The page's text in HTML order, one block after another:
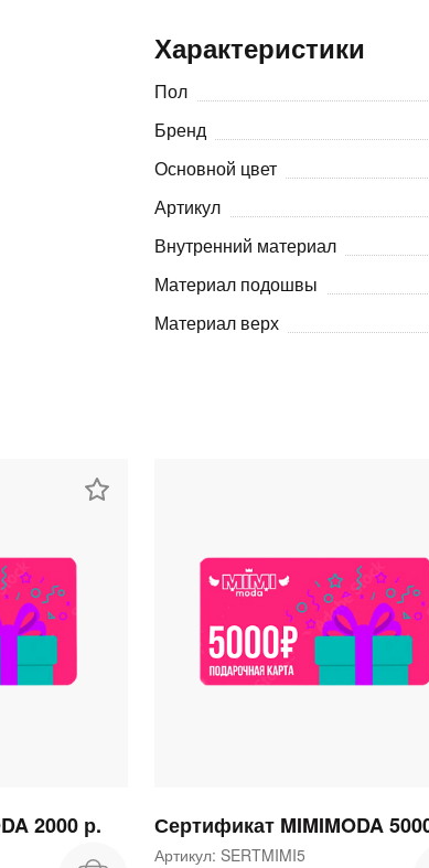
Характеристики
Пол
Бренд
Основной цвет
Артикул
Внутренний материал
Материал подошвы
Материал верх
2000 р. Сертификат MIMIMODA
Артикул: SERTMIMI5
об оплате Плайтом
Остались вопросы?
8 800 302-02-51
plait.ru